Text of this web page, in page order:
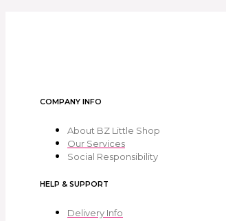
COMPANY INFO
About BZ Little Shop
Our Services
Social Responsibility
HELP & SUPPORT
Delivery Info